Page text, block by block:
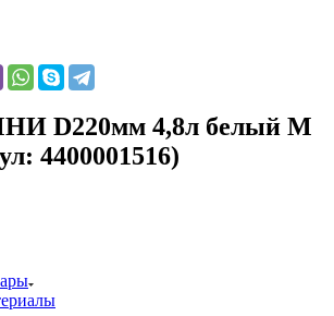
D220мм 4,8л белый М
4400001516)